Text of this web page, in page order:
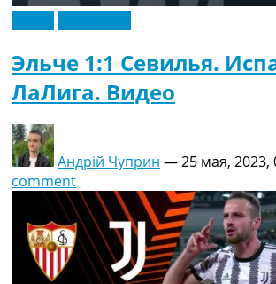
Эльче 1:1 Севилья.
ЛаЛига. Видео
Андрій Чуприн —25 мая, 2023,
comment